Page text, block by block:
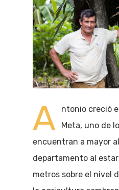
A
ntonio creció
Meta, uno de
encuentran a mayor
departamento al
metros sobre el nivel